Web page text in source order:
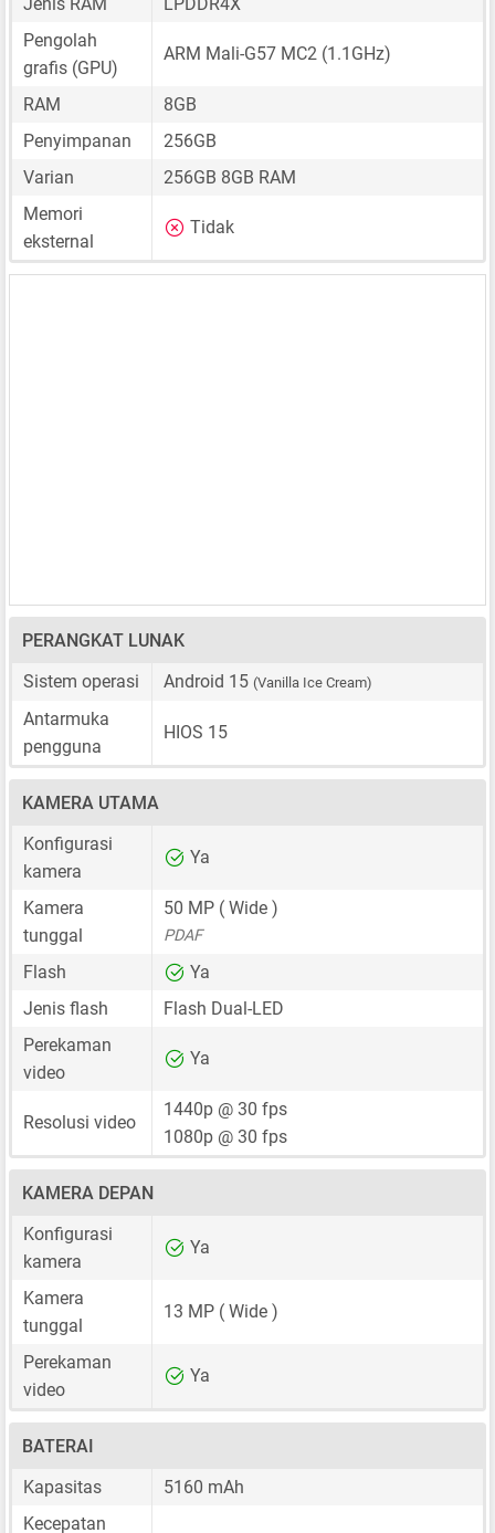
Pengolah
grafis (GPU)
ARM Mali-G57 MC2 (1.1GHz)
RAM
8GB
Penyimpanan
256GB
Varian
256GB 8GB RAM
Memori
eksternal
Tidak
PERANGKAT LUNAK
Sistem operasi
Android 15 (Vanilla Ice Cream)
Antarmuka
pengguna
HIOS 15
KAMERA UTAMA
Konfigurasi
kamera
Ya
Kamera
tunggal
50 MP ( Wide )
PDAF
Flash
Ya
Jenis flash
Flash Dual-LED
Perekaman
video
Ya
Resolusi video
1440p @ 30 fps
1080p @ 30 fps
KAMERA DEPAN
Konfigurasi
kamera
Ya
Kamera
tunggal
13 MP ( Wide )
Perekaman
video
Ya
BATERAI
Kapasitas
5160 mAh
Kecepatan